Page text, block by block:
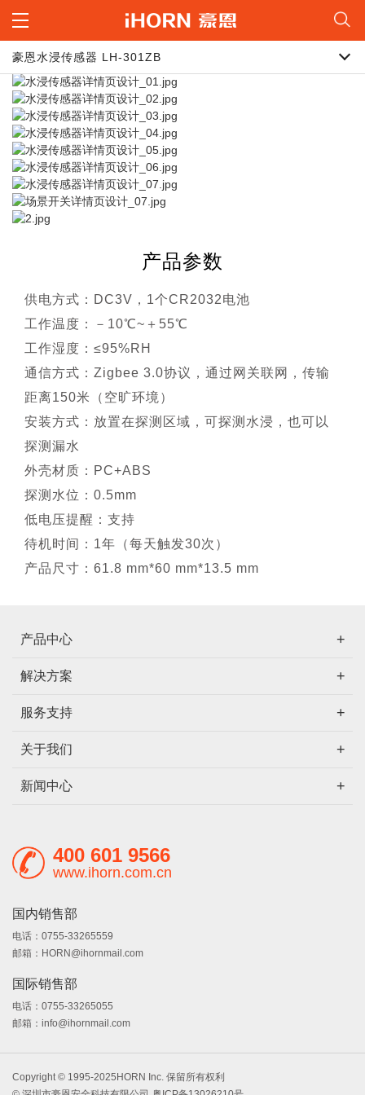
豪恩水浸传感器 LH-301ZB
产品参数
供电方式：DC3V，1个CR2032电池
工作温度：－10℃~＋55℃
工作湿度：≤95%RH
通信方式：Zigbee 3.0协议，通过网关联网，传输
距离150米（空旷环境）
安装方式：放置在探测区域，可探测水浸，也可以
探测漏水
外壳材质：PC+ABS
探测水位：0.5mm
低电压提醒：支持
待机时间：1年（每天触发30次）
产品尺寸：61.8 mm*60 mm*13.5 mm
产品中心
解决方案
服务支持
关于我们
新闻中心
400 601 9566
www.ihorn.com.cn
国内销售部
电话：0755-33265559
邮箱：HORN@ihornmail.com
国际销售部
电话：0755-33265055
邮箱：info@ihornmail.com
Copyright © 1995-2025HORN Inc. 保留所有权利